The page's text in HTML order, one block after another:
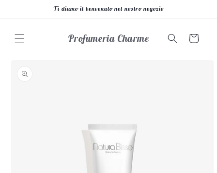
Ti diamo il benvenuto nel nostro negozio
Profumeria Charme Carrello
sul prodotto